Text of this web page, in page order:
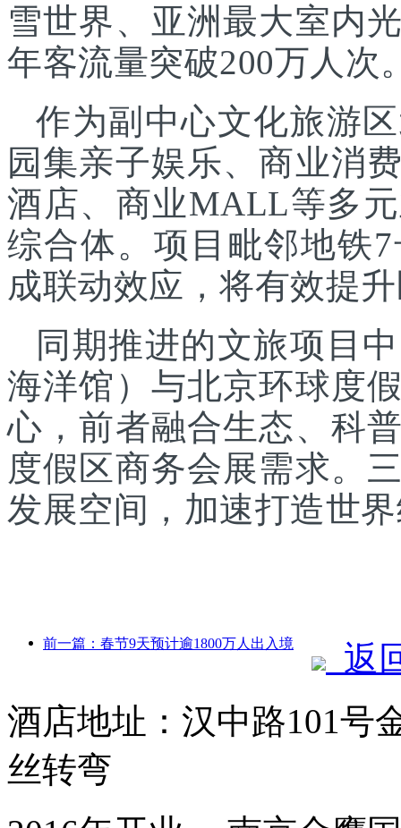
雪世界、亚洲最大室内
年客流量突破200万人次
作为副中心文化旅游
园集亲子娱乐、商业消
酒店、商业MALL等多
综合体。项目毗邻地铁
成联动效应，将有效提
同期推进的文旅项目
海洋馆）与北京环球度
心，前者融合生态、科
度假区商务会展需求。
发展空间，加速打造世
前一篇：春节9天预计逾1800万人出入境
返
酒店地址：汉中路101号
丝转弯